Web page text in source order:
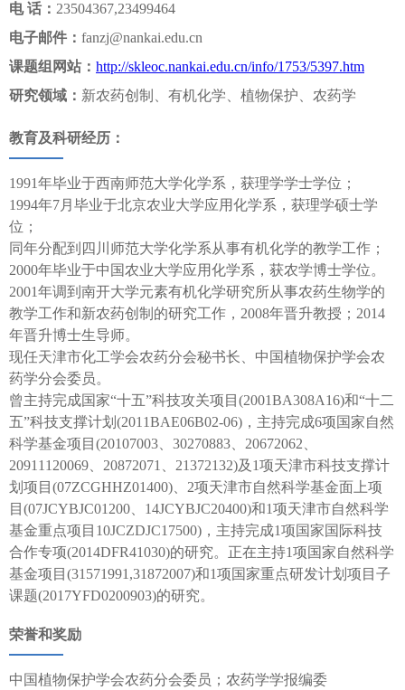
电 话： 23504367,23499464
电子邮件： fanzj@nankai.edu.cn
课题组网站： http://skleoc.nankai.edu.cn/info/1753/5397.htm
研究领域： 新农药创制、有机化学、植物保护、农药学
教育及科研经历：
1991年毕业于西南师范大学化学系，获理学学士学位；
1994年7月毕业于北京农业大学应用化学系，获理学硕士学
位；
同年分配到四川师范大学化学系从事有机化学的教学工作；
2000年毕业于中国农业大学应用化学系，获农学博士学位。
2001年调到南开大学元素有机化学研究所从事农药生物学的
教学工作和新农药创制的研究工作，2008年晋升教授；2014
年晋升博士生导师。
现任天津市化工学会农药分会秘书长、中国植物保护学会农
药学分会委员。
曾主持完成国家“十五”科技攻关项目(2001BA308A16)和“十二
五”科技支撑计划(2011BAE06B02-06)，主持完成6项国家自然
科学基金项目(20107003、30270883、20672062、
20911120069、20872071、21372132)及1项天津市科技支撑计
划项目(07ZCGHHZ01400)、2项天津市自然科学基金面上项
目(07JCYBJC01200、14JCYBJC20400)和1项天津市自然科学
基金重点项目10JCZDJC17500)，主持完成1项国家国际科技
合作专项(2014DFR41030)的研究。正在主持1项国家自然科学
基金项目(31571991,31872007)和1项国家重点研发计划项目子
课题(2017YFD0200903)的研究。
荣誉和奖励
中国植物保护学会农药分会委员；农药学学报编委